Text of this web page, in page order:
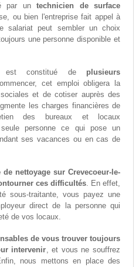
par untechnicien de surface
ou bien l'entreprise fait appel à
salariat peut sembler un choix
une personne disponible et
est constitué de plusieurs
cet emploi obligera la
et de cotiser auprès des
les charges financières de
des bureaux et locaux
seule personne ce qui pose un
ses vacances ou en cas de
de nettoyage sur Crevecoeur-le-
ces difficultés. En effet,
sous-traitante, vous payez une
direct de la personne qui
de vos locaux.
de vous trouver toujours
intervenir, et vous ne souffrez
nous mettons en place des